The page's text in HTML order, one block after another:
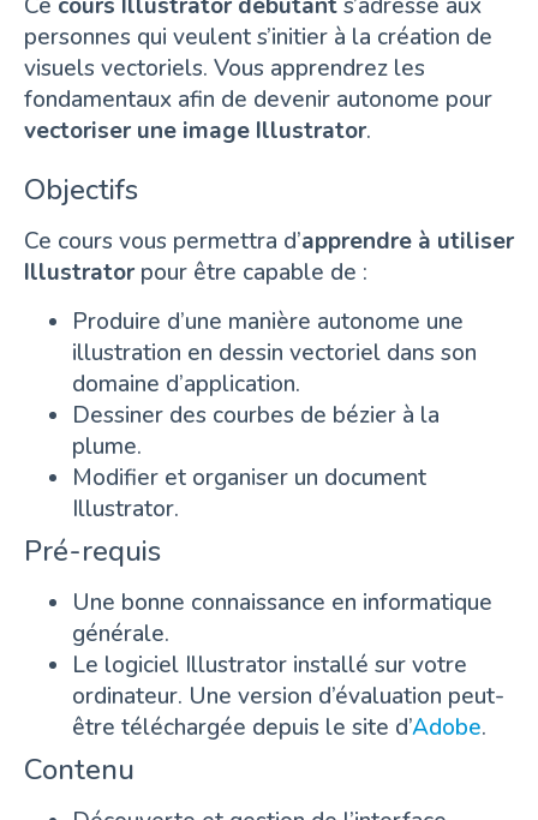
personnes qui veulent s’initier à la création de
visuels vectoriels. Vous apprendrez les
fondamentaux afin de devenir autonome pour
vectoriser une image Illustrator.
Objectifs
Ce cours vous permettra d’apprendre à utiliser
Illustrator pour être capable de :
Produire d’une manière autonome une
illustration en dessin vectoriel dans son
domaine d’application.
Dessiner des courbes de bézier à la
plume.
Modifier et organiser un document
Illustrator.
Pré-requis
Une bonne connaissance en informatique
générale.
Le logiciel Illustrator installé sur votre
ordinateur. Une version d’évaluation peut-
être téléchargée depuis le site d’Adobe.
Contenu